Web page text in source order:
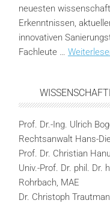
neuesten
Erkenntnissen,
innovativen
Fachleute …
Prof. Dr.-Ing. Ulrich
Rechtsanwalt Hans-
Prof. Dr. Christian
Univ.-Prof. Dr. phil. Dr.
Rohrbach, MAE
Dr. Christoph